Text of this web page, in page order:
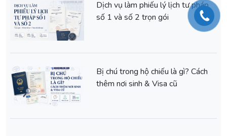
Dịch vụ làm phiếu lý lịch tư pháp
số 1 và số 2 trọn gói
Bị chú trong hộ chiếu là gì? Cách
thêm nơi sinh & Visa cũ